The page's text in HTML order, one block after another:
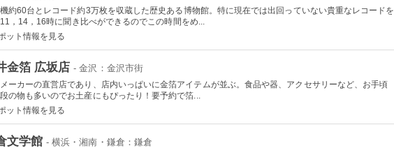
約60台とレコード約3万枚を収蔵した歴史ある博物館。特に現在では出回っていない貴重なレコードを
，14，16時に聞き比べができるのでこの時間をめ...
ット情報を見る
金箔 広坂店 - 金沢：金沢市街
ーカーの直営店であり、店内いっぱいに金箔アイテムが並ぶ。食品や器、アクセサリーなど、お手頃
の物も多いのでお土産にもぴったり！要予約で箔...
ット情報を見る
文学館 - 横浜・湘南・鎌倉：鎌倉